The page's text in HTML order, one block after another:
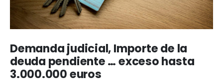
Demanda judicial, Importe de la
deuda pendiente … exceso hasta
3.000.000 euros